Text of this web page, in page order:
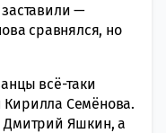
—
сравнялся, но
всё-таки
Семёнова.
Дмитрий Яшкин, а